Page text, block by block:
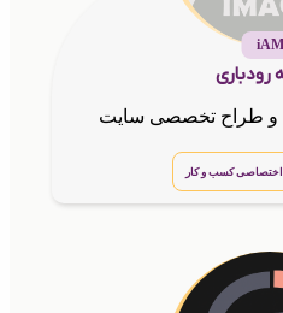
iAM
رودباری
و طراح تخصصی سایت
کسب و کار